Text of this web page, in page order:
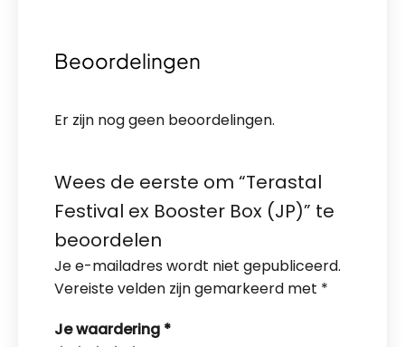
Beoordelingen
Er zijn nog geen beoordelingen.
Wees de eerste om “Terastal
Festival ex Booster Box (JP)” te
beoordelen
Je e-mailadres wordt niet gepubliceerd.
Vereiste velden zijn gemarkeerd met *
Je waardering *